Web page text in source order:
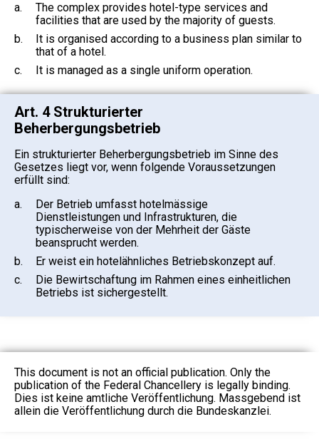
a.
The complex provides hotel-type services and
facilities that are used by the majority of guests.
b.
It is organised according to a business plan similar to
that of a hotel.
c.
It is managed as a single uniform operation.
Art. 4 Strukturierter
Beherbergungsbetrieb
Ein strukturierter Beherbergungsbetrieb im Sinne des
Gesetzes liegt vor, wenn folgende Voraussetzungen
erfüllt sind:
a.
Der Betrieb umfasst hotelmässige
Dienstleistungen und Infrastrukturen, die
typischerweise von der Mehrheit der Gäste
beansprucht werden.
b.
Er weist ein hotelähnliches Betriebskonzept auf.
c.
Die Bewirtschaftung im Rahmen eines einheitlichen
Betriebs ist sichergestellt.
This document is not an official publication. Only the
publication of the Federal Chancellery is legally binding.
Dies ist keine amtliche Veröffentlichung. Massgebend ist
allein die Veröffentlichung durch die Bundeskanzlei.